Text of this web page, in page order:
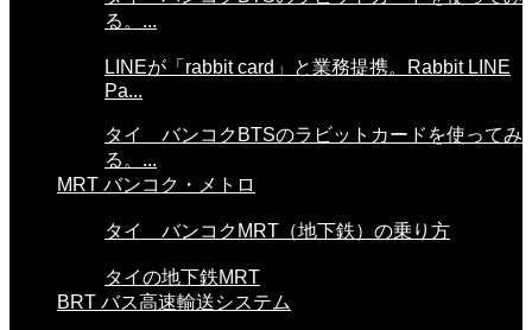
る。...
LINEが「rabbit card」と業務提携。Rabbit LINE
Pa...
タイ バンコクBTSのラビットカードを使ってみ
る。...
MRT バンコク・メトロ
タイ バンコクMRT（地下鉄）の乗り方
タイの地下鉄MRT
BRT バス高速輸送システム